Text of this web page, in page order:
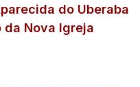
do Uberaba
da Nova Igreja